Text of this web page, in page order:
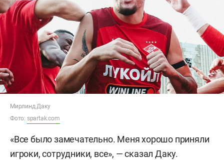
Мирлинд Даку
Фото: spartak.com
«Все было замечательно. Меня хорошо приняли
игроки, сотрудники, все», — сказал Даку.